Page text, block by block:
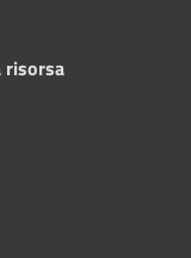
risorsa